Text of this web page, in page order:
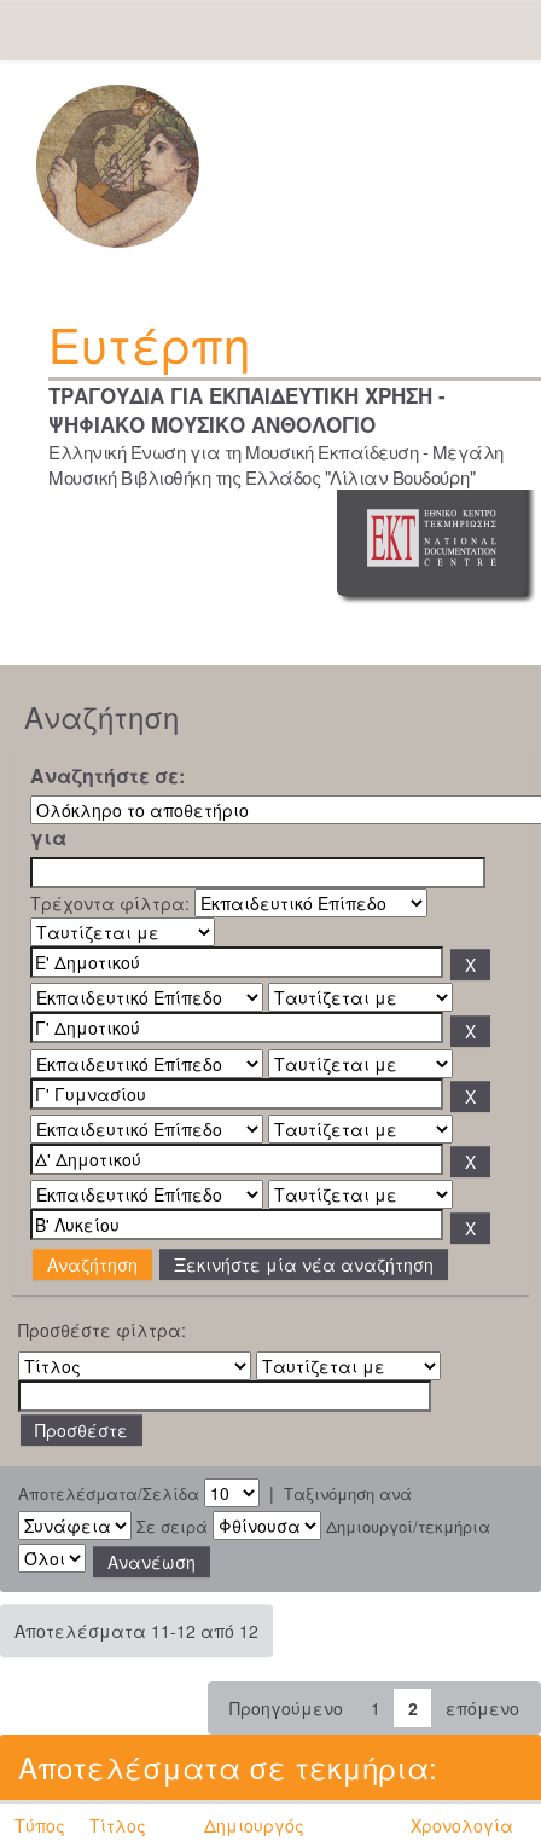
navigation
Ευτέρπη
ΤΡΑΓΟΥΔΙΑ ΓΙΑ ΕΚΠΑΙΔΕΥΤΙΚΗ ΧΡΗΣΗ -
ΨΗΦΙΑΚΟ ΜΟΥΣΙΚΟ ΑΝΘΟΛΟΓΙΟ
Ελληνική Ένωση για τη Μουσική Εκπαίδευση - Μεγάλη
Μουσική Βιβλιοθήκη της Ελλάδος "Λίλιαν Βουδούρη"
Αναζήτηση
Αναζητήστε σε:
για
Τρέχοντα φίλτρα:
Ξεκινήστε μία νέα αναζήτηση
Προσθέστε φίλτρα:
Αποτελέσματα/Σελίδα | Ταξινόμηση ανά
Σε σειρά
Δημιουργοί/τεκμήρια
Αποτελέσματα 11-12 από 12
Προηγούμενο 1 2 επόμενο
Αποτελέσματα σε τεκμήρια:
Τύπος Τίτλος Δημιουργός
Χρονολογία